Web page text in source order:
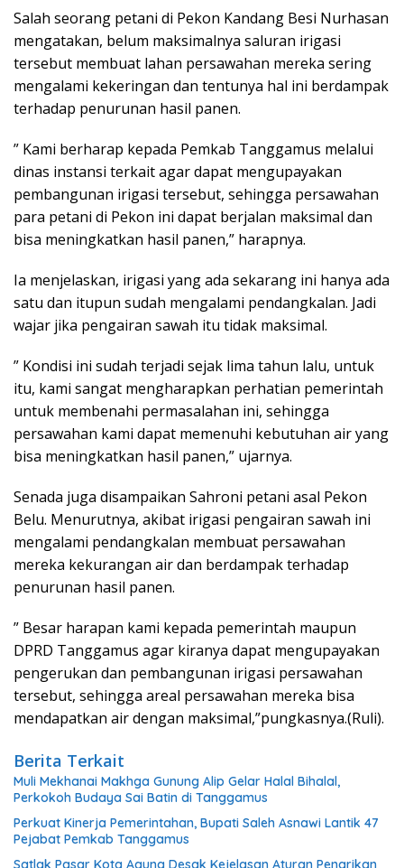
Salah seorang petani di Pekon Kandang Besi Nurhasan
mengatakan, belum maksimalnya saluran irigasi
tersebut membuat lahan persawahan mereka sering
mengalami kekeringan dan tentunya hal ini berdampak
terhadap penurunan hasil panen.
” Kami berharap kepada Pemkab Tanggamus melalui
dinas instansi terkait agar dapat mengupayakan
pembangunan irigasi tersebut, sehingga persawahan
para petani di Pekon ini dapat berjalan maksimal dan
bisa meningkatkan hasil panen,” harapnya.
Ia menjelaskan, irigasi yang ada sekarang ini hanya ada
satu dan itupun sudah mengalami pendangkalan. Jadi
wajar jika pengairan sawah itu tidak maksimal.
” Kondisi ini sudah terjadi sejak lima tahun lalu, untuk
itu, kami sangat mengharapkan perhatian pemerintah
untuk membenahi permasalahan ini, sehingga
persawahan kami dapat memenuhi kebutuhan air yang
bisa meningkatkan hasil panen,” ujarnya.
Senada juga disampaikan Sahroni petani asal Pekon
Belu. Menurutnya, akibat irigasi pengairan sawah ini
mengalami pendangkalan membuat persawahan
mereka kekurangan air dan berdampak terhadap
penurunan hasil panen.
” Besar harapan kami kepada pemerintah maupun
DPRD Tanggamus agar kiranya dapat mengupayakan
pengerukan dan pembangunan irigasi persawahan
tersebut, sehingga areal persawahan mereka bisa
mendapatkan air dengan maksimal,”pungkasnya.(Ruli).
Berita Terkait
Muli Mekhanai Makhga Gunung Alip Gelar Halal Bihalal,
Perkokoh Budaya Sai Batin di Tanggamus
Perkuat Kinerja Pemerintahan, Bupati Saleh Asnawi Lantik 47
Pejabat Pemkab Tanggamus
Satlak Pasar Kota Agung Desak Kejelasan Aturan Penarikan